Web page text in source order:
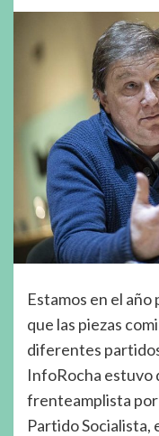
Estamos en el
que las piezas
diferentes
InfoRocha estuvo
frenteamplista por
Partido Socialista,